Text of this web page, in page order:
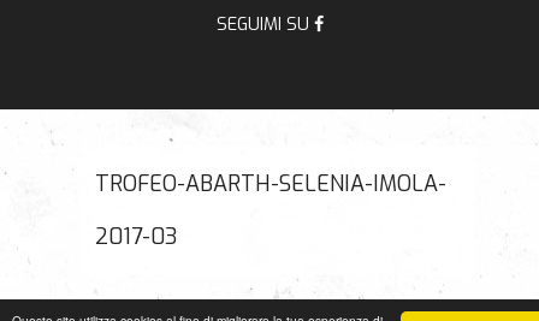
TROFEO-ABARTH-SELENIA-IMOLA-
2017-03
SEGUIMI SU